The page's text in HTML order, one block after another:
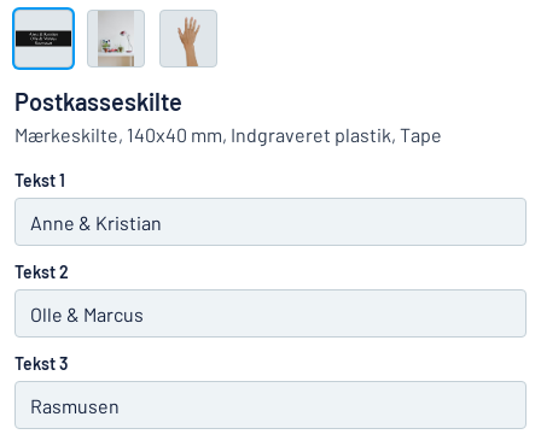
du ikke finde det, du leder efter? Start med at designe et skilt
Vis alle kategorier
Log
ind
Kundeservice
Privatkunde / Firma
Postkasseskilte
Mærkeskilte, 140x40 mm, Indgraveret plastik, Tape
Tekst 1
Tekst 2
Tekst 3